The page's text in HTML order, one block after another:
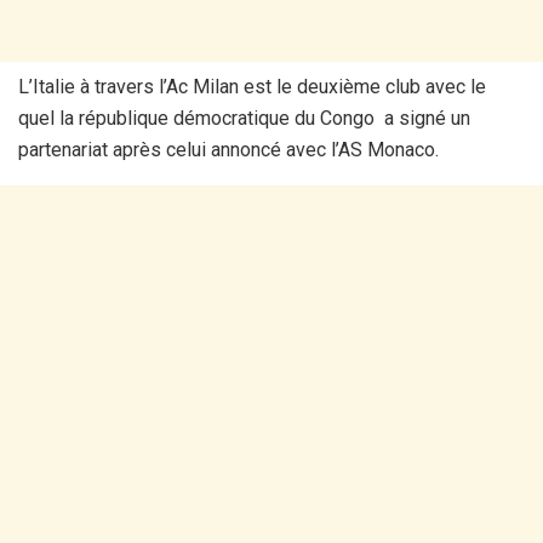
L’Italie à travers l’Ac Milan est le deuxième club avec le
quel la république démocratique du Congo a signé un
partenariat après celui annoncé avec l’AS Monaco.